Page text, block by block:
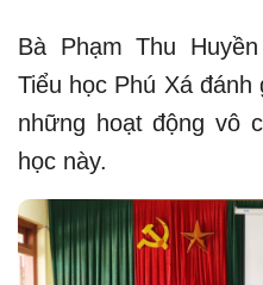
Bà Phạm Thu
Tiểu học Phú Xá
những hoạt động vô
học này.